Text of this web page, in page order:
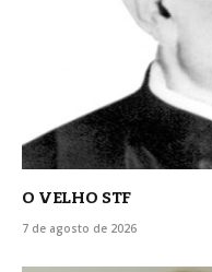
O VELHO STF
7 de agosto de 2026